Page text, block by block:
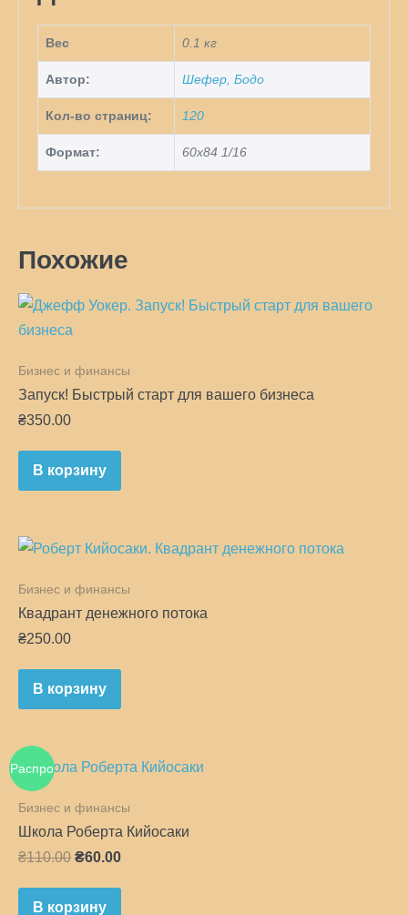
Вес 0.1 кг
Автор: Шефер, Бодо
Кол-во страниц: 120
Формат: 60х84 1/16
Похожие
Бизнес и финансы
Запуск! Быстрый старт для вашего бизнеса
₴350.00
В корзину
Бизнес и финансы
Квадрант денежного потока
₴250.00
В корзину
Распро
дажа!
Бизнес и финансы
Школа Роберта Кийосаки
₴110.00 Первоначальная
составляла
₴60.00Текущая
В корзину